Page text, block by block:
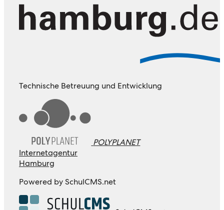
Technische Betreuung und Entwicklung
POLYPLANET
Internetagentur
Hamburg
Powered by SchulCMS.net